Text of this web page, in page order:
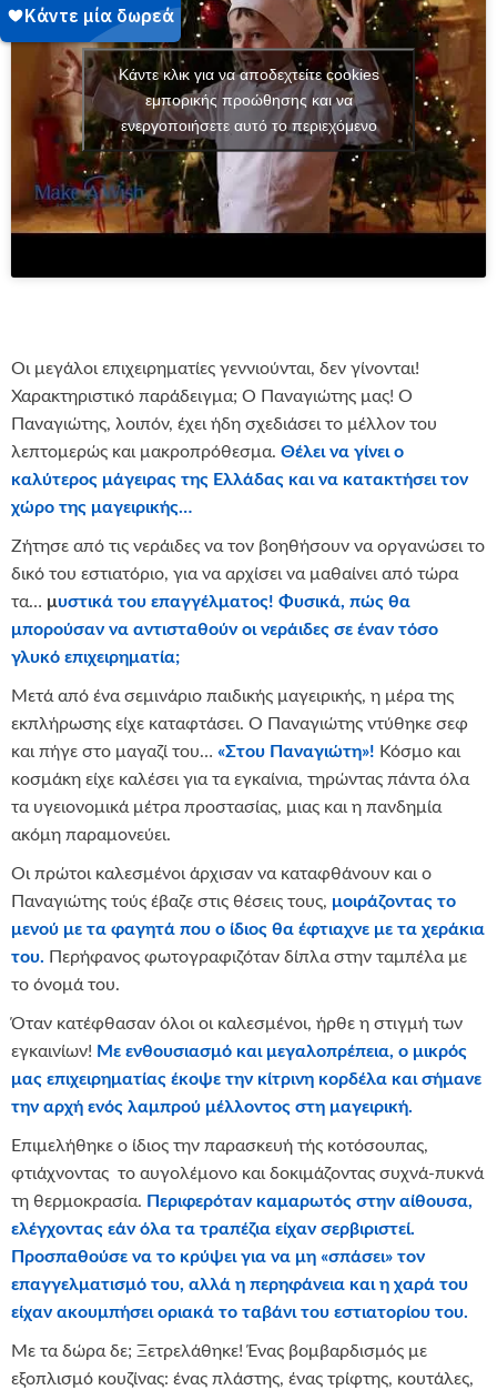
Κάντε κλικ για να αποδεχτείτε cookies
εμπορικής προώθησης και να
ενεργοποιήσετε αυτό το περιεχόμενο
Οι μεγάλοι επιχειρηματίες γεννιούνται, δεν γίνονται!
Χαρακτηριστικό παράδειγμα; Ο Παναγιώτης μας! Ο
Παναγιώτης, λοιπόν, έχει ήδη σχεδιάσει το μέλλον του
λεπτομερώς και μακροπρόθεσμα. Θέλει να γίνει ο
καλύτερος μάγειρας της Ελλάδας και να κατακτήσει τον
χώρο της μαγειρικής…
Ζήτησε από τις νεράιδες να τον βοηθήσουν να οργανώσει το
δικό του εστιατόριο, για να αρχίσει να μαθαίνει από τώρα
τα… μυστικά του επαγγέλματος! Φυσικά, πώς θα
μπορούσαν να αντισταθούν οι νεράιδες σε έναν τόσο
γλυκό επιχειρηματία;
Μετά από ένα σεμινάριο παιδικής μαγειρικής, η μέρα της
εκπλήρωσης είχε καταφτάσει. Ο Παναγιώτης ντύθηκε σεφ
και πήγε στο μαγαζί του… «Στου Παναγιώτη»! Κόσμο και
κοσμάκη είχε καλέσει για τα εγκαίνια, τηρώντας πάντα όλα
τα υγειονομικά μέτρα προστασίας, μιας και η πανδημία
ακόμη παραμονεύει.
Οι πρώτοι καλεσμένοι άρχισαν να καταφθάνουν και ο
Παναγιώτης τούς έβαζε στις θέσεις τους, μοιράζοντας το
μενού με τα φαγητά που ο ίδιος θα έφτιαχνε με τα χεράκια
του. Περήφανος φωτογραφιζόταν δίπλα στην ταμπέλα με
το όνομά του.
Όταν κατέφθασαν όλοι οι καλεσμένοι, ήρθε η στιγμή των
εγκαινίων! Με ενθουσιασμό και μεγαλοπρέπεια, ο μικρός
μας επιχειρηματίας έκοψε την κίτρινη κορδέλα και σήμανε
την αρχή ενός λαμπρού μέλλοντος στη μαγειρική.
Επιμελήθηκε ο ίδιος την παρασκευή τής κοτόσουπας,
φτιάχνοντας το αυγολέμονο και δοκιμάζοντας συχνά-πυκνά
τη θερμοκρασία. Περιφερόταν καμαρωτός στην αίθουσα,
ελέγχοντας εάν όλα τα τραπέζια είχαν σερβιριστεί.
Προσπαθούσε να το κρύψει για να μη «σπάσει» τον
επαγγελματισμό του, αλλά η περηφάνεια και η χαρά του
είχαν ακουμπήσει οριακά το ταβάνι του εστιατορίου του.
Με τα δώρα δε; Ξετρελάθηκε! Ένας βομβαρδισμός με
εξοπλισμό κουζίνας: ένας πλάστης, ένας τρίφτης, κουτάλες,